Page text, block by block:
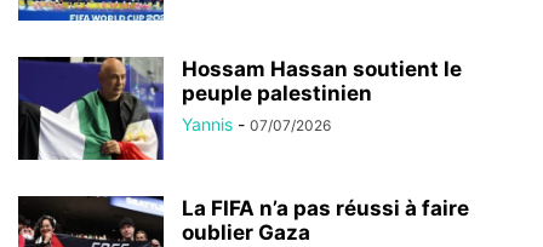
Hossam Hassan soutient le
peuple palestinien
Yannis - 07/07/2026
La FIFA n’a pas réussi à faire
oublier Gaza